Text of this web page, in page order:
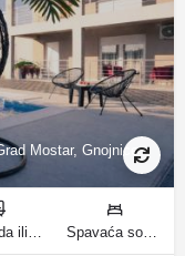
Mostar, Gnojnice